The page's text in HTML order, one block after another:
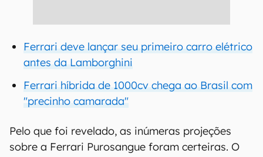
Ferrari deve lançar seu primeiro carro elétrico
antes da Lamborghini
Ferrari híbrida de 1000cv chega ao Brasil com
"precinho camarada"
Pelo que foi revelado, as inúmeras projeções
sobre a Ferrari Purosangue foram certeiras. O